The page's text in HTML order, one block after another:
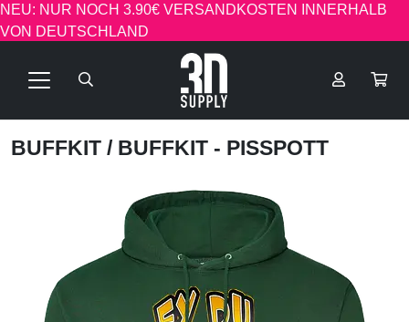
NEU: NUR NOCH 3.90€ VERSANDKOSTEN INNERHALB
VON DEUTSCHLAND
BUFFKIT / BUFFKIT - PISSPOTT